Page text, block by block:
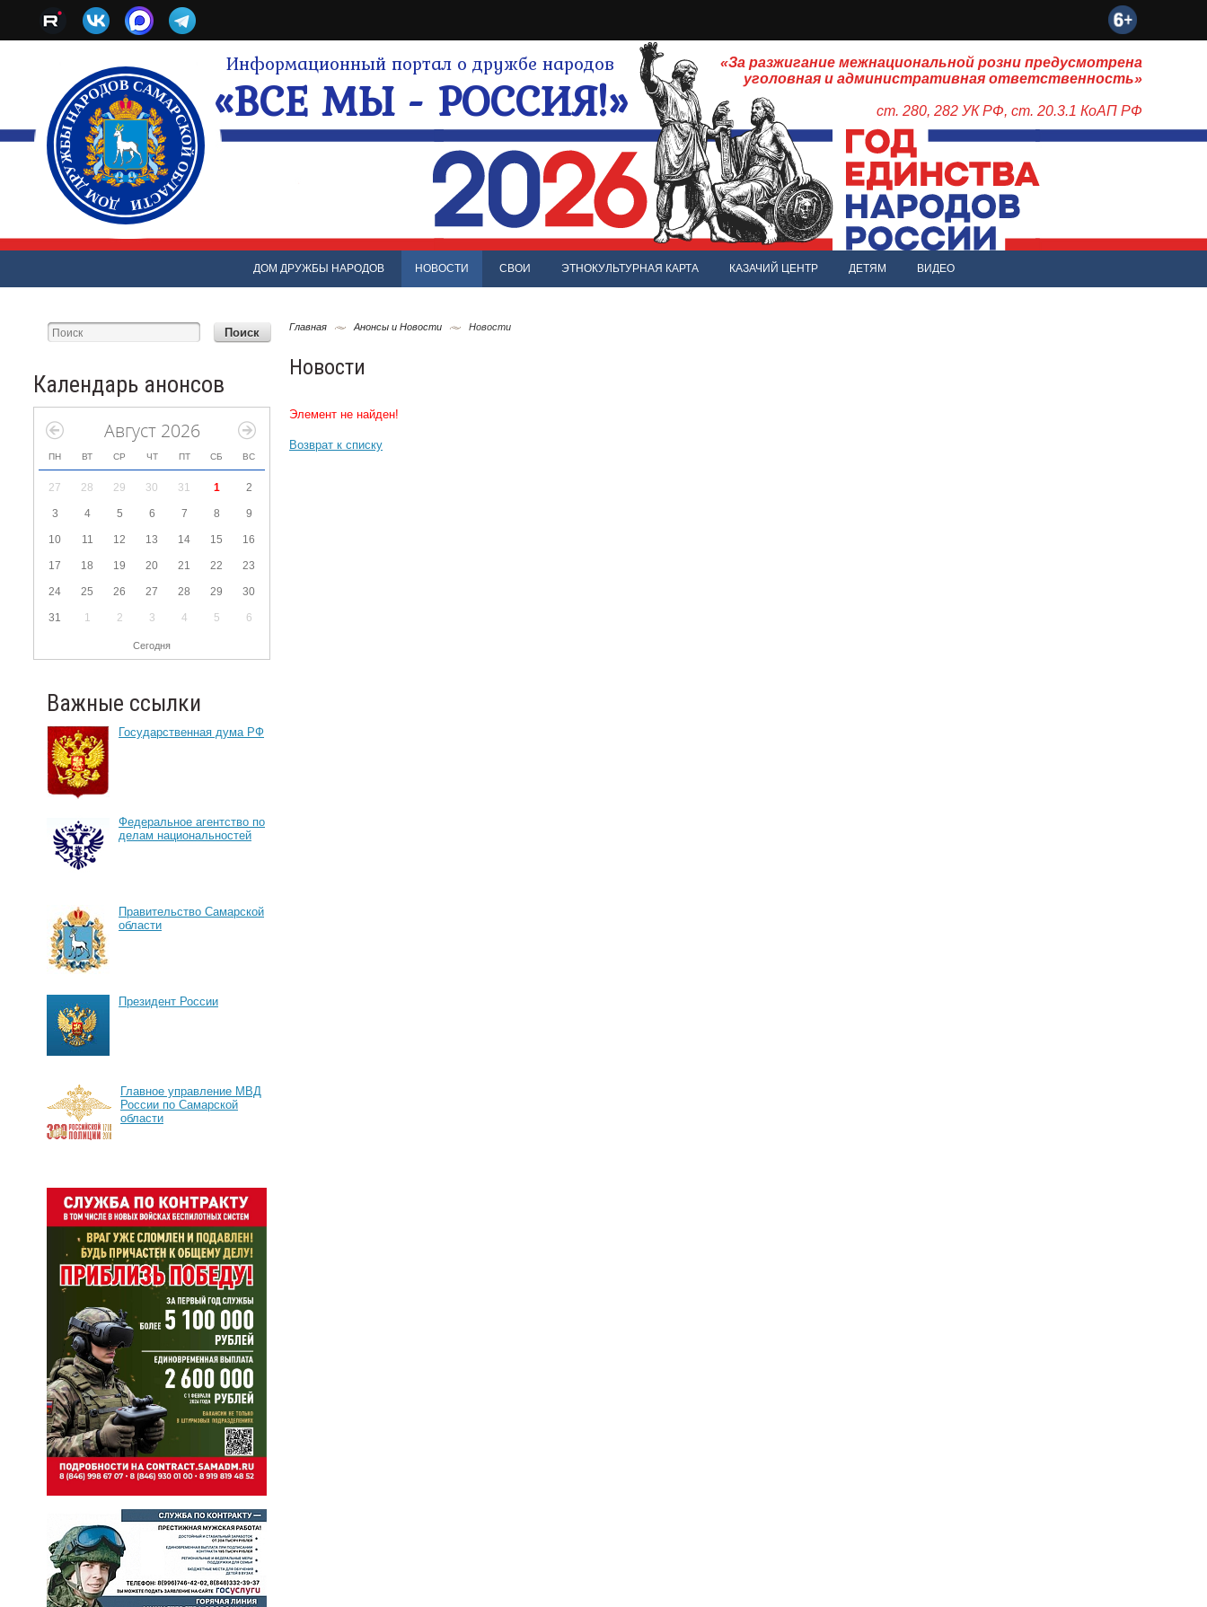
Информационный портал о дружбе народов
«ВСЕ МЫ - РОССИЯ!»
«За разжигание межнациональной розни предусмотрена
уголовная и административная ответственность»
ст. 280, 282 УК РФ, ст. 20.3.1 КоАП РФ
ДОМ ДРУЖБЫ НАРОДОВ НОВОСТИ СВОИ ЭТНОКУЛЬТУРНАЯ КАРТА КАЗАЧИЙ ЦЕНТР ДЕТЯМ ВИДЕО
Календарь анонсов
Август 2026
ПН ВТ СР ЧТ ПТ СБ ВС
27 28 29 30 31 1 2
3 4 5 6 7 8 9
10 11 12 13 14 15 16
17 18 19 20 21 22 23
24 25 26 27 28 29 30
31 1 2 3 4 5 6
Сегодня
Важные ссылки
Государственная дума РФ
Федеральное агентство по
делам национальностей
Правительство Самарской
области
Президент России
Главное управление МВД
России по Самарской
области
Главная Анонсы и Новости Новости
Новости
Элемент не найден!
Возврат к списку